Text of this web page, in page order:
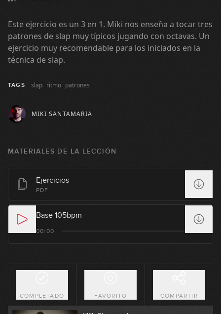
Este ejercicio es un 3 en 1. Miki nos enseña a tocar tres
patrones de slap muy típicos jugando con octavas. Un
ejercicio muy recomendable para los iniciados en la
técnica de slap.
TAGS slap ritmo patrones
MIKI SANTAMARIA
MATERIALES DE LA LECCIÓN
Ejercicios
PDF
Base 105bpm
00:00
COMPLETADO FAVORITO COMPARTIR
06:01
#105: Fingerstyle Groove en Dm
08:20
#107: Slap & Fingers en E
07:21
09:07
#110: Técnica y Modos Griegos en C